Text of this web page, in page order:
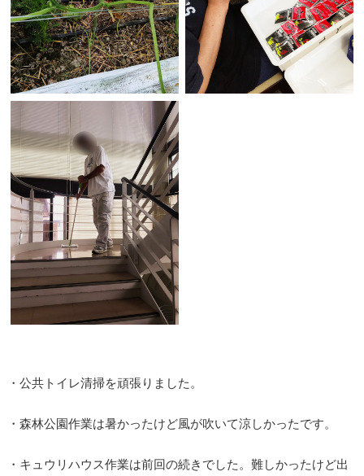
・公共トイレ清掃を頑張りました。
・森林公園作業は暑かったけど風が吹いて涼しかったです。
・キュウリハウス作業は前回の続きでした。難しかったけど出